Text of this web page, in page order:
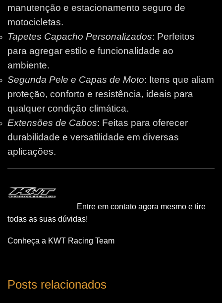
manutenção e estacionamento seguro de
motocicletas.
Tapetes Capacho Personalizados: Perfeitos
para agregar estilo e funcionalidade ao
ambiente.
Segunda Pele e Capas de Moto: Itens que aliam
proteção, conforto e resistência, ideais para
qualquer condição climática.
Extensões de Cabos: Feitas para oferecer
durabilidade e versatilidade em diversas
aplicações.
Entre em contato agora mesmo e tire
todas as suas dúvidas!
Conheça a KWT Racing Team
Posts relacionados